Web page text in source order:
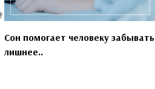
Сон помогает человеку забывать
лишнее..